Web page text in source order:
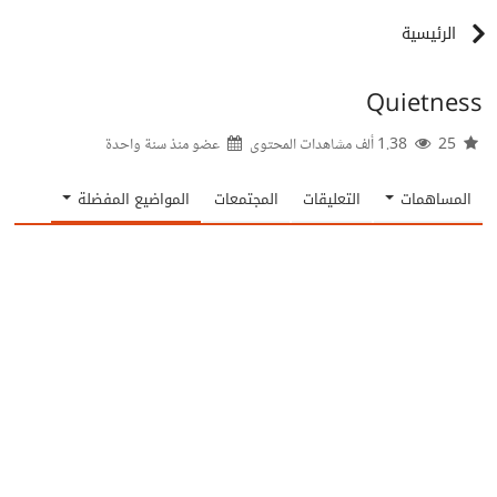
الرئيسية
Quietness
عضو منذسنة واحدة
المساهمات التعليقات المجتمعات المواضيع المفضلة